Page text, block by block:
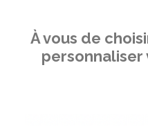
À vous de